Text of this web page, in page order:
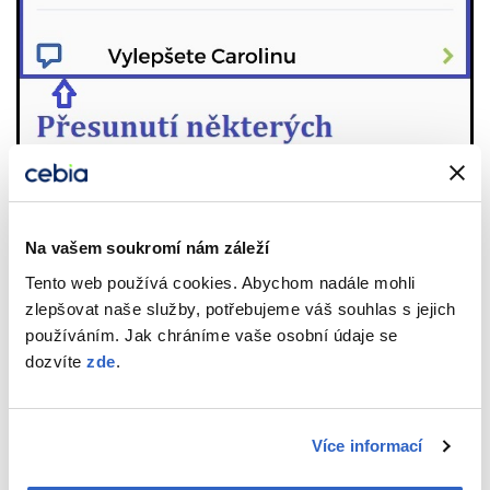
Na vašem soukromí nám záleží
Tento web používá cookies. Abychom nadále mohli
zlepšovat naše služby, potřebujeme váš souhlas s jejich
používáním. Jak chráníme vaše osobní údaje se
dozvíte zde.
Více informací